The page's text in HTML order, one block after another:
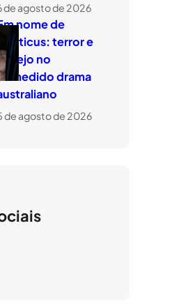
de agosto de 2026
nome de
terror e
no
drama
de agosto de 2026